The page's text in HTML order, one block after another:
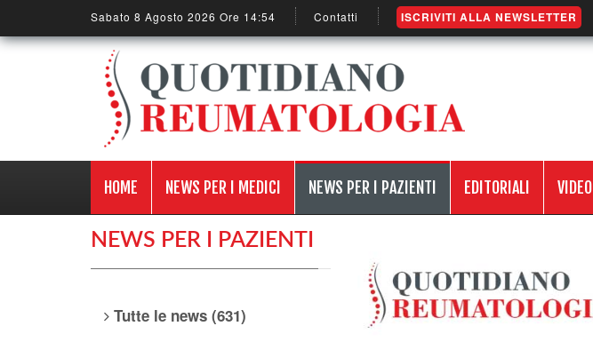
Sabato 8 Agosto 2026 Ore 14:54 Contatti ISCRIVITI ALLA NEWSLETTER
HOME NEWS PER I MEDICI NEWS PER I PAZIENTI EDITORIALI VIDEO
NEWS PER I PAZIENTI
Tutte le news (631)